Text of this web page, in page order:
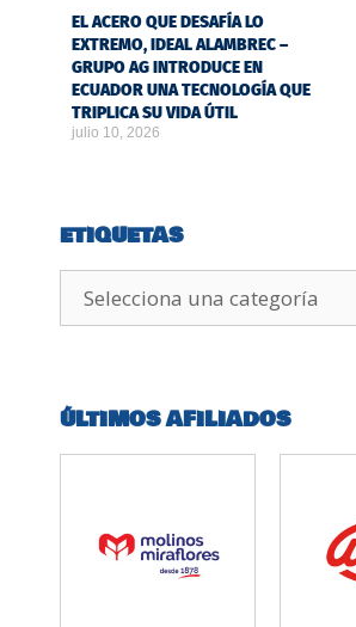
EL ACERO QUE DESAFÍA LO
EXTREMO, IDEAL ALAMBREC –
GRUPO AG INTRODUCE EN
ECUADOR UNA TECNOLOGÍA QUE
TRIPLICA SU VIDA ÚTIL
julio 10, 2026
ETIQUETAS
ÚLTIMOS AFILIADOS